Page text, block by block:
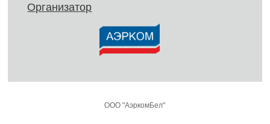
Организатор
ООО "АэркомБел"